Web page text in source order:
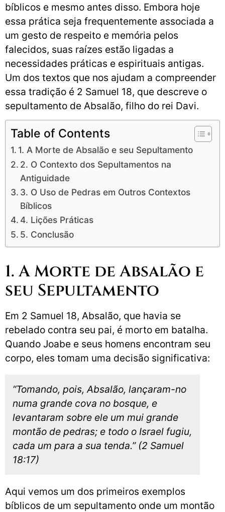
bíblicos e mesmo antes disso. Embora hoje
essa prática seja frequentemente associada a
um gesto de respeito e memória pelos
falecidos, suas raízes estão ligadas a
necessidades práticas e espirituais antigas.
Um dos textos que nos ajudam a compreender
essa tradição é 2 Samuel 18, que descreve o
sepultamento de Absalão, filho do rei Davi.
Table of Contents
1. A Morte de Absalão e seu Sepultamento
2. O Contexto dos Sepultamentos na
Antiguidade
3. O Uso de Pedras em Outros Contextos
Bíblicos
4. Lições Práticas
5. Conclusão
1. A Morte de Absalão e
seu Sepultamento
Em 2 Samuel 18, Absalão, que havia se
rebelado contra seu pai, é morto em batalha.
Quando Joabe e seus homens encontram seu
corpo, eles tomam uma decisão significativa:
“Tomando, pois, Absalão, lançaram-no
numa grande cova no bosque, e
levantaram sobre ele um mui grande
montão de pedras; e todo o Israel fugiu,
cada um para a sua tenda.” (2 Samuel
18:17)
Aqui vemos um dos primeiros exemplos
bíblicos de um sepultamento onde um montão